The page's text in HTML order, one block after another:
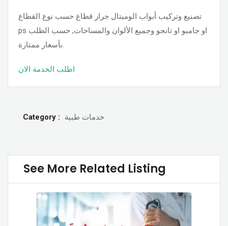
تصنيع وتركيب أبواب الوميتال جرار قطاع حسب نوع القطاع
ps او جامبو او تانجو وجميع الألوان والمساحات, حسب الطلب
بأسعار ممتازة.
اطلب الخدمة الان
Category : خدمات طبية
See More Related Listing